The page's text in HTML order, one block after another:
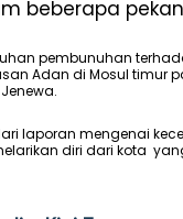
beberapa
pembunuhan
Adan di Mosul timur
laporan mengenai
diri dari kota